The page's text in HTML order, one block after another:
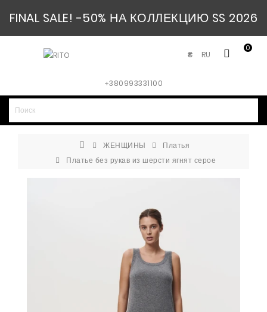
FINAL SALE! -50% НА КОЛЛЕКЦИЮ SS 2026
0
RU
₴
+380993331100
ЖЕНЩИНЫ
Платья
Платье без рукав из шерсти ягнят серое